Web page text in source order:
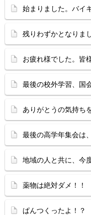
始まりました。バイ
残りわずかとなりま
お疲れ様でした。皆
最後の校外学習、国
ありがとうの気持ち
最後の高学年集会は
地域の人と共に、今
薬物は絶対ダメ！！
ぱんつくったよ！？